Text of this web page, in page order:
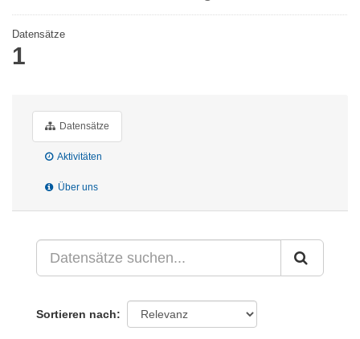
Datensätze
1
Datensätze
Aktivitäten
Über uns
Sortieren nach